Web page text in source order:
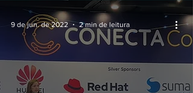
9 de jun. de 2022 2 min de leitura